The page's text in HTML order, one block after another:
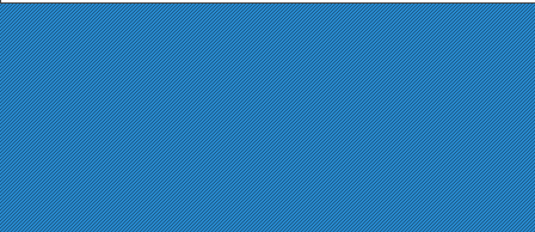
ネ
ス
で
起
業
す
る
際
に
知
っ
て
お